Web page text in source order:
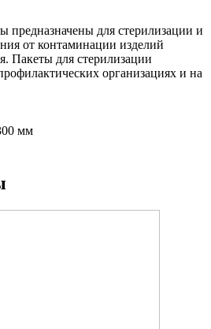
предназначены для стерилизации и
от контаминации изделий
Пакеты для стерилизации
организациях и на
мм